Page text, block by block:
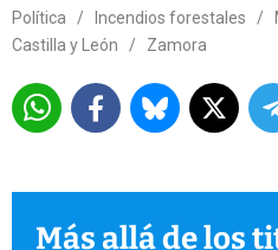
Política
/ Incendios forestales /
Castilla y León
/ Zamora
Más allá de los